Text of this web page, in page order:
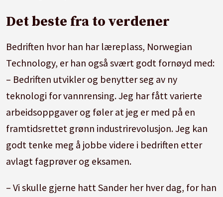
Det beste fra to verdener
Bedriften hvor han har læreplass, Norwegian
Technology, er han også svært godt fornøyd med:
– Bedriften utvikler og benytter seg av ny
teknologi for vannrensing. Jeg har fått varierte
arbeidsoppgaver og føler at jeg er med på en
framtidsrettet grønn industrirevolusjon. Jeg kan
godt tenke meg å jobbe videre i bedriften etter
avlagt fagprøver og eksamen.
– Vi skulle gjerne hatt Sander her hver dag, for han